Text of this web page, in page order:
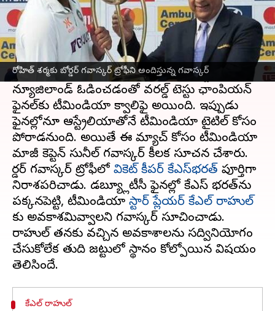
రోహిత్ శర్మకు బోర్డర్ గవాస్కర్ ట్రోఫీని అందిస్తున్న గవాస్కర్
ఈ వార్తాకథనం ఏంటి
బోర్డర్ గవాస్కర్ ట్రోఫీలో భాగంగా ఆహ్మదాబాద్ వేదికగా
టీమిండియా-ఆస్ట్రేలియా మధ్య జరిగిన చివరి టెస్టు
డ్రాగా ముగిసింది. అటు శ్రీలంకను తొలి టెస్టులో
న్యూజిలాండ్ ఓడించడంతో వరల్డ్ టెస్టు ఛాంపియన్
ఫైనల్‌కు టీమిండియా క్వాలిఫై అయింది. ఇప్పుడు
ఫైనల్లోనూ ఆస్ట్రేలియాతోనే టీమిండియా టైటిల్ కోసం
పోరాడనుంది. అయితే ఈ మ్యాచ్ కోసం టీమిండియా
మాజీ కెప్టెన్ సునీల్ గవాస్కర్ కీలక సూచన చేశారు.
బోర్డర్ గవాస్కర్ ట్రోఫీలో వికెట్ కీపర్ కేఎస్‌భరత్ పూర్తిగా
నిరాశపరిచాడు. డబ్య్లూటీసీ ఫైనల్లో కేఎస్ భరత్‌ను
పక్కనపెట్టి, టీమిండియా స్టార్ ప్లేయర్ కేఎల్ రాహుల్
కు అవకాశమివ్వాలని గవాస్కర్ సూచించాడు.
రాహుల్ తనకు వచ్చిన అవకాశాలను సద్వినియోగం
చేసుకోలేక తుది జట్టులో స్థానం కోల్పోయిన విషయం
కేఎల్ రాహుల్